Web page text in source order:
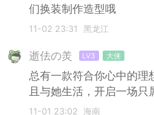
们换装制作造型哦
11-02 23:31 黑龙江
逝佉の羙 LV3 大侠
总有一款符合你心中的理
且与她生活，开启一场只
11-01 23:02 海南